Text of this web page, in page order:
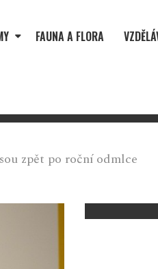
FAUNA A FLORA
zpět po roční odmlce